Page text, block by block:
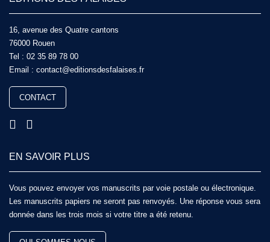
16, avenue des Quatre cantons
76000 Rouen
Tel : 02 35 89 78 00
Email : contact@editionsdesfalaises.fr
CONTACT
EN SAVOIR PLUS
Vous pouvez envoyer vos manuscrits par voie postale ou électronique.
Les manuscrits papiers ne seront pas renvoyés. Une réponse vous sera
donnée dans les trois mois si votre titre a été retenu.